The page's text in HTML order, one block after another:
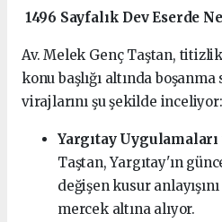
1496 Sayfalık Dev Eserde
Av. Melek Genç Taştan,
konu başlığı altında
virajlarını şu şekilde inceliyor:
Yargıtay
Taştan, Yargıtay'ın
değişen kusur
mercek altına alıyor.